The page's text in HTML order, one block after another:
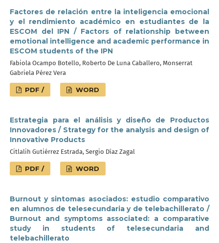
Factores de relación entre la inteligencia emocional
y el rendimiento académico en estudiantes de la
ESCOM del IPN / Factors of relationship between
emotional intelligence and academic performance in
ESCOM students of the IPN
Fabiola Ocampo Botello, Roberto De Luna Caballero, Monserrat
Gabriela Pérez Vera
PDF / WORD
Estrategia para el análisis y diseño de Productos
Innovadores / Strategy for the analysis and design of
Innovative Products
Citlalih Gutiérrez Estrada, Sergio Díaz Zagal
PDF / WORD
Burnout y sintomas asociados: estudio comparativo
en alumnos de telesecundaria y de telebachillerato /
Burnout and symptoms associated: a comparative
study in students of telesecundaria and
telebachillerato